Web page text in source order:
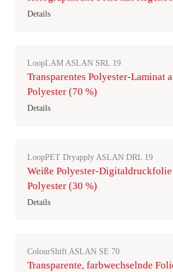
Details
LoopLAM ASLAN SRL 19
Transparentes Polyester-Laminat
Polyester (70 %)
Details
LoopPET Dryapply ASLAN DRL 19
Weiße Polyester-Digitaldruckfolie
Polyester (30 %)
Details
ColourShift ASLAN SE 70
Transparente, farbwechselnde